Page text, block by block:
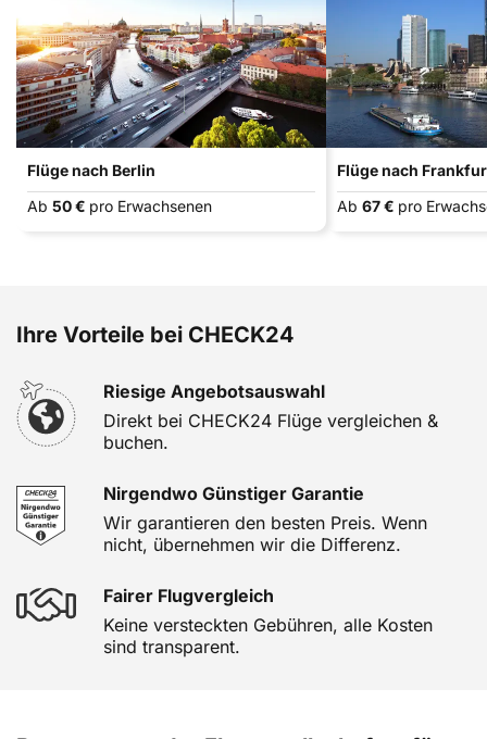
Flüge nach Berlin
Ab 50 € pro Erwachsenen
Flüge nach
Ab 67 € pro
Ihre Vorteile bei CHECK24
Riesige Angebotsauswahl
Direkt bei CHECK24 Flüge vergleichen &
buchen.
Nirgendwo Günstiger Garantie
Wir garantieren den besten Preis. Wenn
nicht, übernehmen wir die Differenz.
Fairer Flugvergleich
Keine versteckten Gebühren, alle Kosten
sind transparent.